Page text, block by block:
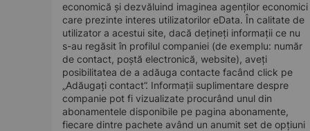
economică și dezvăluind imaginea agenților economici
care prezinte interes utilizatorilor eData. În calitate de
utilizator a acestui site, dacă dețineți informații ce nu
s-au regăsit în profilul companiei (de exemplu: număr
de contact, poștă electronică, website), aveți
posibilitatea de a adăuga contacte facând click pe
„Adăugați contact”. Informații suplimentare despre
companie pot fi vizualizate procurând unul din
abonamentele disponibile pe pagina abonamente,
fiecare dintre pachete având un anumit set de opțiuni